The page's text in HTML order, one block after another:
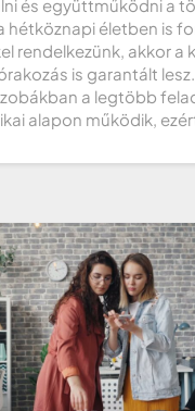
és együttműködni a
hétköznapi életben is
rendelkezünk, akkor a
is garantált
a legtöbb
alapon működik,